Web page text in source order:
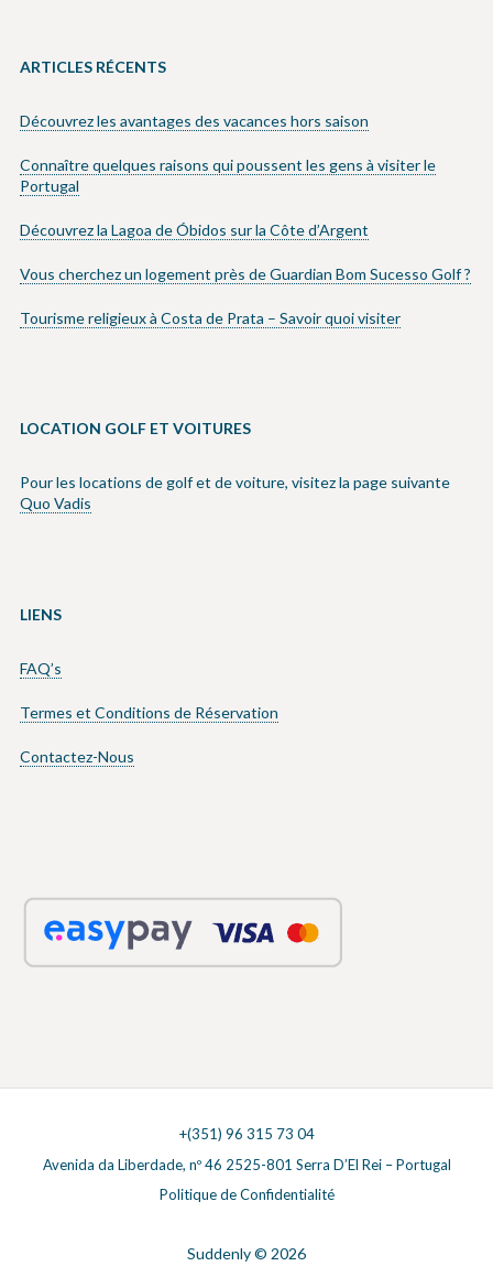
ARTICLES RÉCENTS
Découvrez les avantages des vacances hors saison
Connaître quelques raisons qui poussent les gens à visiter le
Portugal
Découvrez la Lagoa de Óbidos sur la Côte d’Argent
Vous cherchez un logement près de Guardian Bom Sucesso Golf ?
Tourisme religieux à Costa de Prata – Savoir quoi visiter
LOCATION GOLF ET VOITURES
Pour les locations de golf et de voiture, visitez la page suivante
Quo Vadis
LIENS
FAQ’s
Termes et Conditions de Réservation
Contactez-Nous
Suddenly © 2026
+(351) 96 315 73 04
Avenida da Liberdade, nº 46 2525-801 Serra D’El Rei – Portugal
Politique de Confidentialité